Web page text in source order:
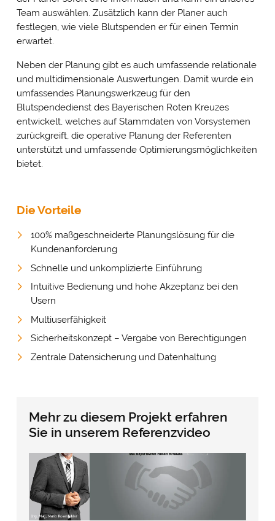
Team auswählen. Zusätzlich kann der Planer auch
festlegen, wie viele Blutspenden er für einen Termin
erwartet.
Neben der Planung gibt es auch umfassende relationale
und multidimensionale Auswertungen. Damit wurde ein
umfassendes Planungswerkzeug für den
Blutspendedienst des Bayerischen Roten Kreuzes
entwickelt, welches auf Stammdaten von Vorsystemen
zurückgreift, die operative Planung der Referenten
unterstützt und umfassende Optimierungsmöglichkeiten
bietet.
Die Vorteile
100% maßgeschneiderte Planungslösung für die
Kundenanforderung
Schnelle und unkomplizierte Einführung
Intuitive Bedienung und hohe Akzeptanz bei den
Usern
Multiuserfähigkeit
Sicherheitskonzept – Vergabe von Berechtigungen
Zentrale Datensicherung und Datenhaltung
Mehr zu diesem Projekt erfahren
Sie in unserem Referenzvideo